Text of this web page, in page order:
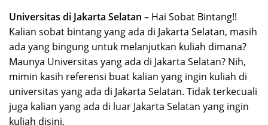
Universitas di Jakarta Selatan – Hai Sobat Bintang!!
Kalian sobat bintang yang ada di Jakarta Selatan, masih
ada yang bingung untuk melanjutkan kuliah dimana?
Maunya Universitas yang ada di Jakarta Selatan? Nih,
mimin kasih referensi buat kalian yang ingin kuliah di
universitas yang ada di Jakarta Selatan. Tidak terkecuali
juga kalian yang ada di luar Jakarta Selatan yang ingin
kuliah disini.